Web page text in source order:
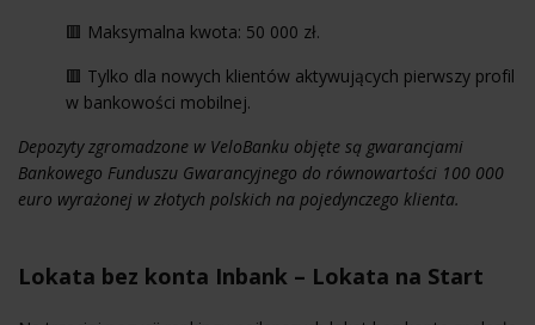
🟥 Maksymalna kwota: 50 000 zł.
🟥 Tylko dla nowych klientów aktywujących pierwszy profil
w bankowości mobilnej.
Depozyty zgromadzone w VeloBanku objęte są gwarancjami
Bankowego Funduszu Gwarancyjnego do równowartości 100 000
euro wyrażonej w złotych polskich na pojedynczego klienta.
Lokata bez konta Inbank – Lokata na Start